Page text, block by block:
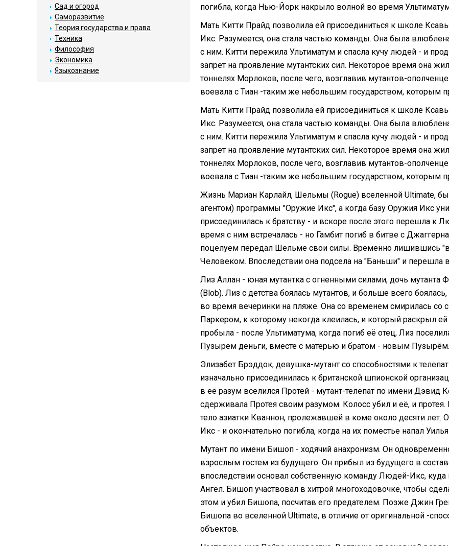
погибла, когда Нью-Йорк накрыло волной во время
Мать Китти Прайд позволила ей присоединиться к школе
Икс. Разумеется, она стала частью команды. Она была
с ним. Китти пережила Ультиматум и спасла кучу людей - и
запрет на проявление мутантских сил. Некоторое время
тоннелях Морлоков, после чего, возглавив мутантов-
воевала с Тиан -таким же небольшим государством, которым
Мать Китти Прайд позволила ей присоединиться к школе
Икс. Разумеется, она стала частью команды. Она была
с ним. Китти пережила Ультиматум и спасла кучу людей - и
запрет на проявление мутантских сил. Некоторое время
тоннелях Морлоков, после чего, возглавив мутантов-
воевала с Тиан -таким же небольшим государством, которым
Жизнь Мариан Карлайл, Шельмы (Rogue) вселенной Ultimate,
агентом) программы "Оружие Икс", а когда базу Оружия Икс
присоединилась к братству - и вскоре после этого перешла
время с ним встречалась - но Гамбит погиб в битве с
поцелуем передал Шельме свои силы. Временно лишившись
Человеком. Впоследствии она подсела на "Баньши" и перешла
Лиз Аллан - юная мутантка с огненными силами, дочь мутанта
(Blob). Лиз с детства боялась мутантов, и больше всего
во время вечеринки на пляже. Она со временем смирилась со
Паркером, к которому некогда клеилась, и который раскрыл
пробыла - после Ультиматума, когда погиб её отец, Лиз
Пузырём деньги, вместе с матерью и братом - новым Пузырём.
Элизабет Брэддок, девушка-мутант со способностями к
изначально присоединилась к британской шпионской
в её разум вселился Протей - мутант-телепат по имени Дэвид
сдерживала Протея своим разумом. Колосс убил и её, и
тело азиатки Кваннон, пролежавшей в коме около десяти лет.
Икс - и окончательно погибла, когда на их поместье напал
Мутант по имени Бишоп - ходячий анахронизм. Он
взрослым гостем из будущего. Он прибыл из будущего в
впоследствии основал собственную команду Людей-Икс,
Ангел. Бишоп участвовал в хитрой многоходовочке, чтобы
этом и убил Бишопа, посчитав его предателем. Позже Джин
Бишопа во вселенной Ultimate, в отличие от оригинальной -
объектов.
Сад и огород
Саморазвитие
Теория государства и права
Техника
Философия
Экономика
Языкознание